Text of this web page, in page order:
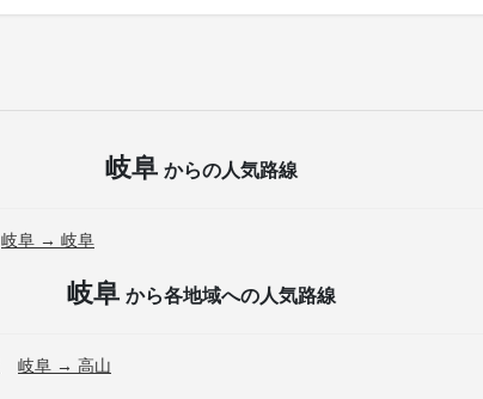
岐阜 からの人気路線
岐阜 → 岐阜
岐阜 から各地域への人気路線
岐阜 → 高山